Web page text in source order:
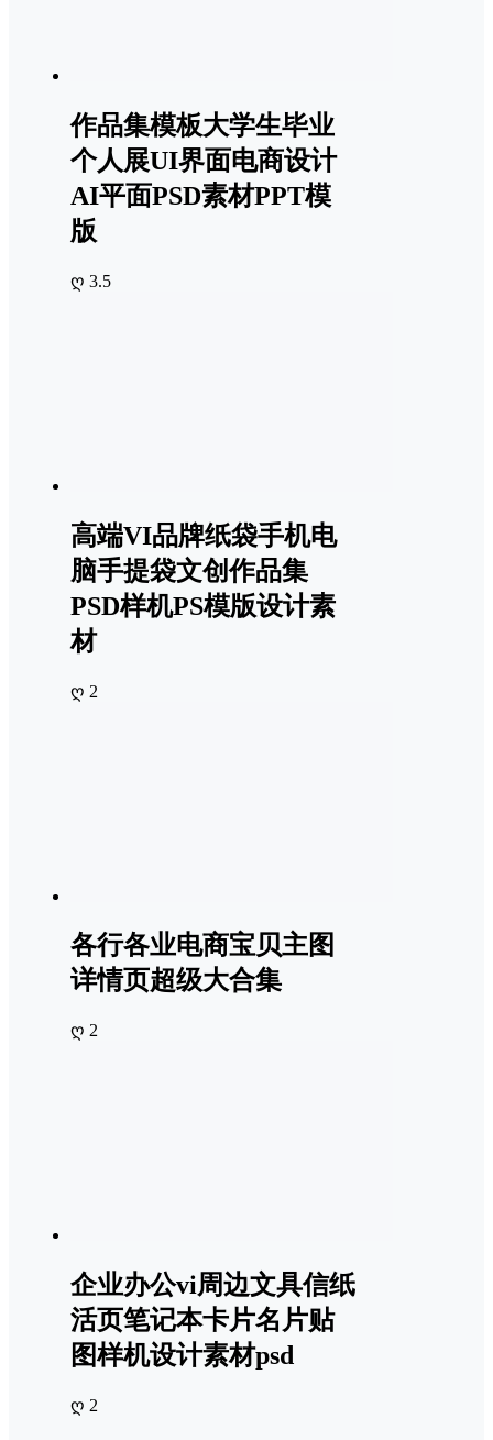
作品集模板大学生毕业
个人展UI界面电商设计
AI平面PSD素材PPT模
版
ღ 3.5
高端VI品牌纸袋手机电
脑手提袋文创作品集
PSD样机PS模版设计素
材
ღ 2
各行各业电商宝贝主图
详情页超级大合集
ღ 2
企业办公vi周边文具信纸
活页笔记本卡片名片贴
图样机设计素材psd
ღ 2